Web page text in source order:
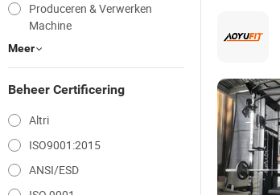
Produceren & Verwerken
Machine
Meer
Beheer Certificering
Altri
ISO9001:2015
ANSI/ESD